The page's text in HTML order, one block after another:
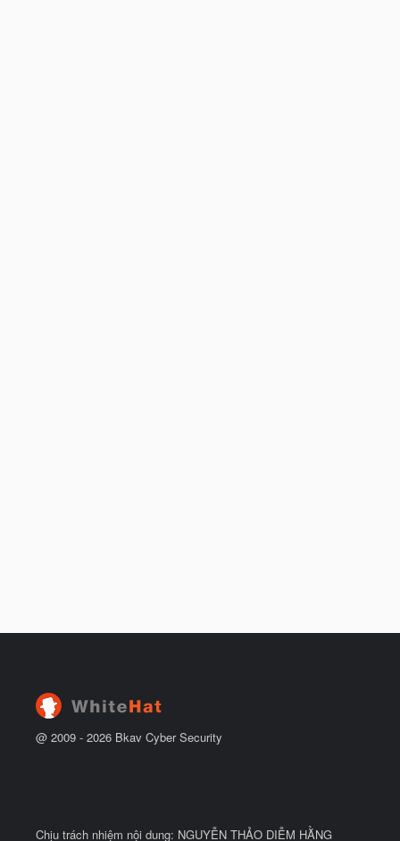
@ 2009 - 2026 Bkav Cyber Security
Chịu trách nhiệm nội dung: NGUYỄN THẢO DIỄM HẰNG